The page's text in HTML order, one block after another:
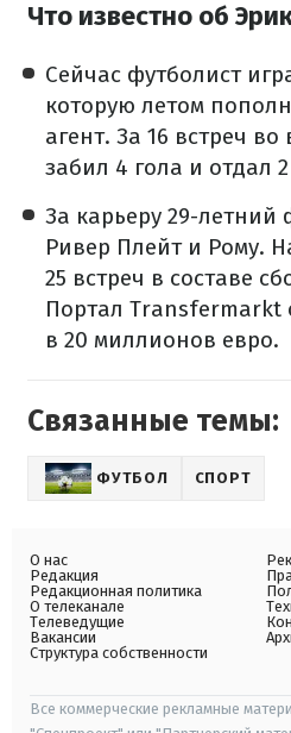
Что известно об
Сейчас футболист
которую летом
агент. За 16 встреч во
забил 4 гола и отдал
За карьеру 29-летний
Ривер Плейт и Рому.
25 встреч в составе
Портал Transfermarkt
в 20 миллионов евро.
Связанные темы:
ФУТБОЛ СПОРТ
О нас
Редакция
Редакционная политика
О телеканале
Телеведущие
Вакансии
Структура собственности
Все коммерческие рекламные